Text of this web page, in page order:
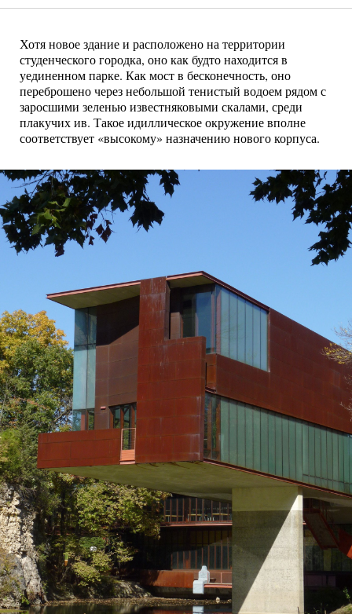
Хотя новое здание и расположено на территории
студенческого городка, оно как будто находится в
уединенном парке. Как мост в бесконечность, оно
переброшено через небольшой тенистый водоем рядом с
заросшими зеленью известняковыми скалами, среди
плакучих ив. Такое идиллическое окружение вполне
соответствует «высокому» назначению нового корпуса.